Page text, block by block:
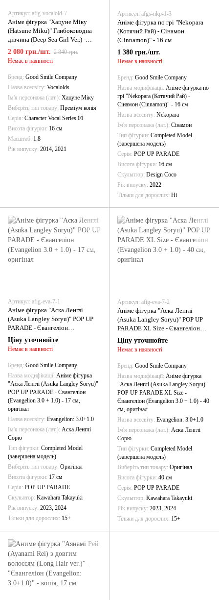
Артикул: afig-vocaloid-7
Аніме фігурка "Хацуне Міку
(Hatsune Miku)" Глибоководна
дівчина (Deep Sea Girl Ver.) -
Вокалоїд (Vocaloid) - 16 см
2 080 грн./шт. 2 840 грн.
Немає в наявності
Бренд Good Smile Company
Назва всесвіту Vocaloids
Ім'я персонажа (лат.) Хацуне Міку
Виберіть тип товару Преміум копія
Серія Character Vocal Series 01
Висота фігурки 16 см
Масштаб 1:8
Рік випуску 2014, 2021
Артикул: afgs-nkp-1-3
Аніме фігурка по грі "Nekopara
(Котячий Рай) - Сінамон
(Cinnamon)" - 16 см
1 380 грн./шт.
Немає в наявності
Бренд Good Smile Company
Назва модифікації Аніме фігурка по
грі "Nekopara (Котячий Рай) -
Сінамон (Cinnamon)" - 16 см
Назва всесвіту Nekopara
Ім'я персонажа (лат.) Сінамон
Тип фігурки Completed Model
(завершена модель)
Серія POP UP PARADE
Висота фігурки 16 см
Скульптор Design Coco
Рік випуску 2022
Тільки для дорослих Ні
Артикул: afig-eva-7-1
Аніме фігурка "Аска Ленглі
(Asuka Langley Soryu)" POP UP
PARADE - Євангеліон
(Evangelion 3.0 + 1.0) - 17 см,
оригінал
Ціну уточнюйте
Немає в наявності
Бренд Good Smile Company
Назва модифікації Аніме фігурка
"Аска Ленглі (Asuka Langley Soryu)"
POP UP PARADE - Євангеліон
(Evangelion 3.0 + 1.0) - 17 см,
оригінал
Назва всесвіту Evangelion: 3.0+1.0
Ім'я персонажа (лат.) Аска Ленглі
Сорю
Тип фігурки Completed Model
(завершена модель)
Виберіть тип товару Оригінал
Висота фігурки 17 см
Серія POP UP PARADE
Скульптор Kawahara Takayuki
Рік випуску 2023, 2024
Тільки для дорослих 15+
Артикул: afig-eva-7-2
Аніме фігурка "Аска Ленглі
(Asuka Langley Soryu)" POP UP
PARADE XL Size - Євангеліон
(Evangelion 3.0 + 1.0) - 40 см,
оригінал
Ціну уточнюйте
Немає в наявності
Бренд Good Smile Company
Назва модифікації Аніме фігурка
"Аска Ленглі (Asuka Langley Soryu)"
POP UP PARADE XL Size -
Євангеліон (Evangelion 3.0 + 1.0) - 40
см, оригінал
Назва всесвіту Evangelion: 3.0+1.0
Ім'я персонажа (лат.) Аска Ленглі
Сорю
Тип фігурки Completed Model
(завершена модель)
Виберіть тип товару Оригінал
Висота фігурки 40 см
Серія POP UP PARADE
Скульптор Kawahara Takayuki
Рік випуску 2023, 2024
Тільки для дорослих 15+